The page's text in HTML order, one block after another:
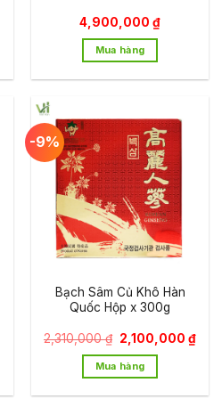
4,900,000 ₫
Mua hàng
-9%
Bạch Sâm Củ Khô Hàn
Quốc Hộp x 300g
2,310,000₫ Giá
gốc
là:
2,310,000 ₫.
2,100,000₫Giá
Mua hàng